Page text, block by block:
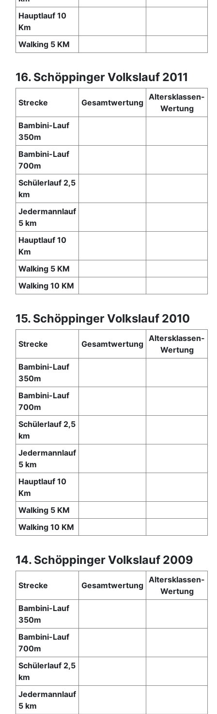
Hauptlauf 10
Km
Walking 5 KM
16. Schöppinger Volkslauf 2011
Strecke Gesamtwertung
Altersklassen-
Wertung
Bambini-Lauf
350m
Bambini-Lauf
700m
Schülerlauf 2,5
km
Jedermannlauf
5 km
Hauptlauf 10
Km
Walking 5 KM
Walking 10 KM
15. Schöppinger Volkslauf 2010
Strecke Gesamtwertung
Altersklassen-
Wertung
Bambini-Lauf
350m
Bambini-Lauf
700m
Schülerlauf 2,5
km
Jedermannlauf
5 km
Hauptlauf 10
Km
Walking 5 KM
Walking 10 KM
14. Schöppinger Volkslauf 2009
Strecke Gesamtwertung
Altersklassen-
Wertung
Bambini-Lauf
350m
Bambini-Lauf
700m
Schülerlauf 2,5
km
Jedermannlauf
5 km